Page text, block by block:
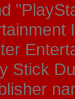
Stick